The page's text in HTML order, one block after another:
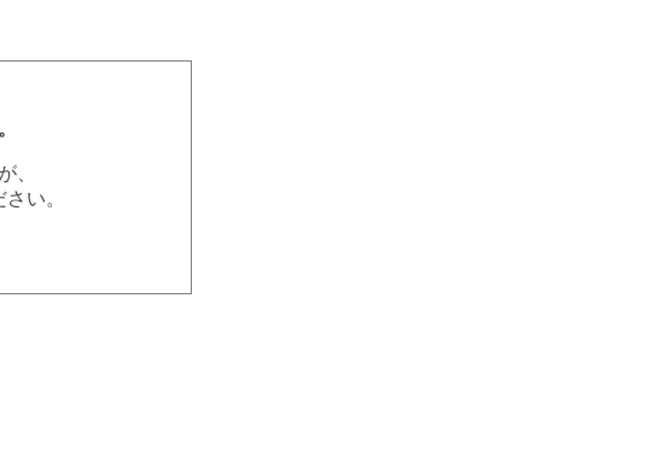
、
い。